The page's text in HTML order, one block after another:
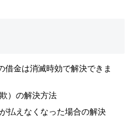
借金は消滅時効で解決できま
）の解決方法
払えなくなった場合の解決